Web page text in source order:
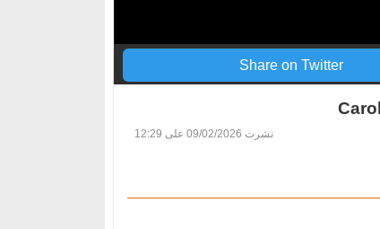
Share on Twitter
نشرت 09/02/2026 على 12:29